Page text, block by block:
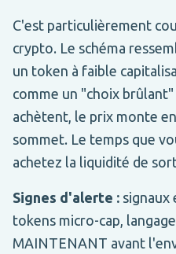
C'est particulièrement
crypto. Le schéma
un token à faible
comme un "choix
achètent, le prix monte
sommet. Le temps que
achetez la liquidité de
Signes d'alerte : signaux
tokens micro-cap,
MAINTENANT avant